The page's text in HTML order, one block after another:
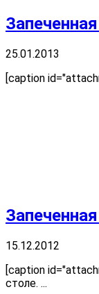
25.01.2013
[caption
15.12.2012
[caption
столе. ...